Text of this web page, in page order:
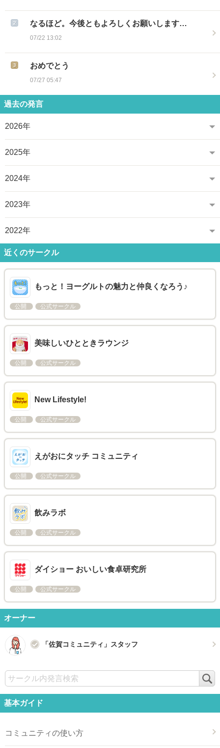
なるほど。今後ともよろしくお願いします…
07/22 13:02
おめでとう
07/27 05:47
過去の発言
2026年
2025年
2024年
2023年
2022年
近くのサークル
もっと！ヨーグルトの魅力と仲良くなろう♪
公開 公式サークル
美味しいひとときラウンジ
公開 公式サークル
New Lifestyle!
公開 公式サークル
えがおにタッチ コミュニティ
公開 公式サークル
飲みラボ
公開 公式サークル
ダイショー おいしい食卓研究所
公開 公式サークル
オーナー
「佐賀コミュニティ」スタッフ
基本ガイド
コミュニティの使い方